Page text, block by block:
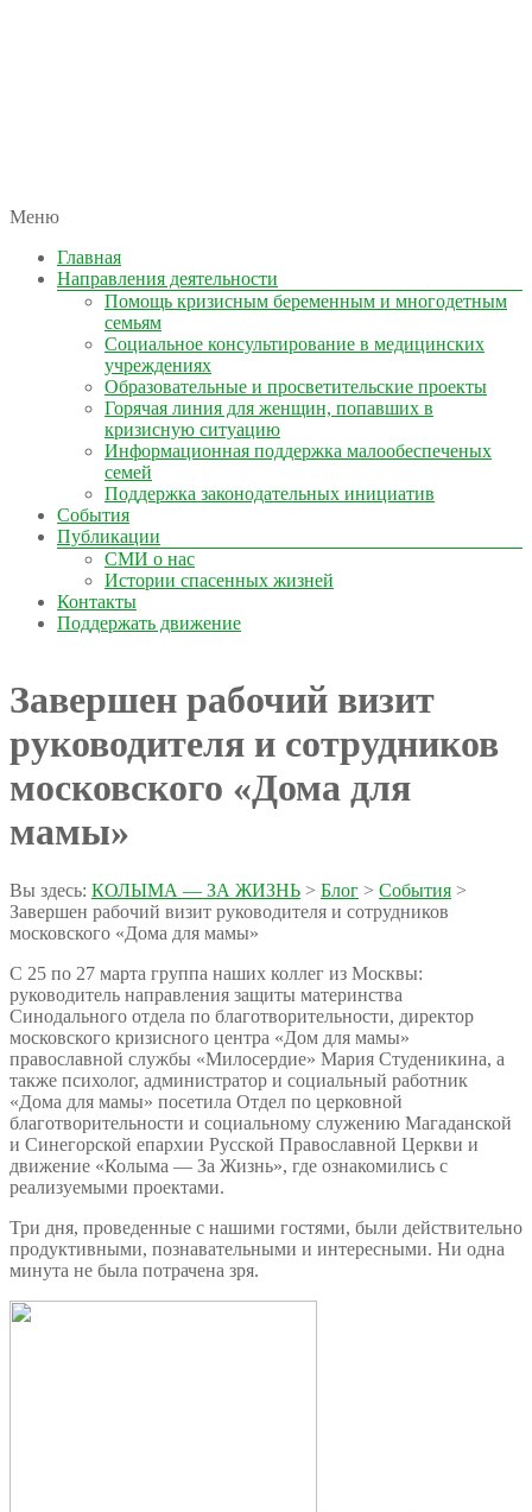
КОЛЫМА — ЗА ЖИЗНЬ
автономная некоммерческая организация
Меню
Главная
Направления деятельности
Помощь кризисным беременным и многодетным
семьям
Социальное консультирование в медицинских
учреждениях
Образовательные и просветительские проекты
Горячая линия для женщин, попавших в
кризисную ситуацию
Информационная поддержка малообеспеченых
семей
Поддержка законодательных инициатив
События
Публикации
СМИ о нас
Истории спасенных жизней
Контакты
Поддержать движение
Завершен рабочий визит
руководителя и сотрудников
московского «Дома для
мамы»
Вы здесь: КОЛЫМА — ЗА ЖИЗНЬ > Блог > События >
Завершен рабочий визит руководителя и сотрудников
московского «Дома для мамы»
С 25 по 27 марта группа наших коллег из Москвы:
руководитель направления защиты материнства
Синодального отдела по благотворительности, директор
московского кризисного центра «Дом для мамы»
православной службы «Милосердие» Мария Студеникина, а
также психолог, администратор и социальный работник
«Дома для мамы» посетила Отдел по церковной
благотворительности и социальному служению Магаданской
и Синегорской епархии Русской Православной Церкви и
движение «Колыма — За Жизнь», где ознакомились с
реализуемыми проектами.
Три дня, проведенные с нашими гостями, были действительно
продуктивными, познавательными и интересными. Ни одна
минута не была потрачена зря.